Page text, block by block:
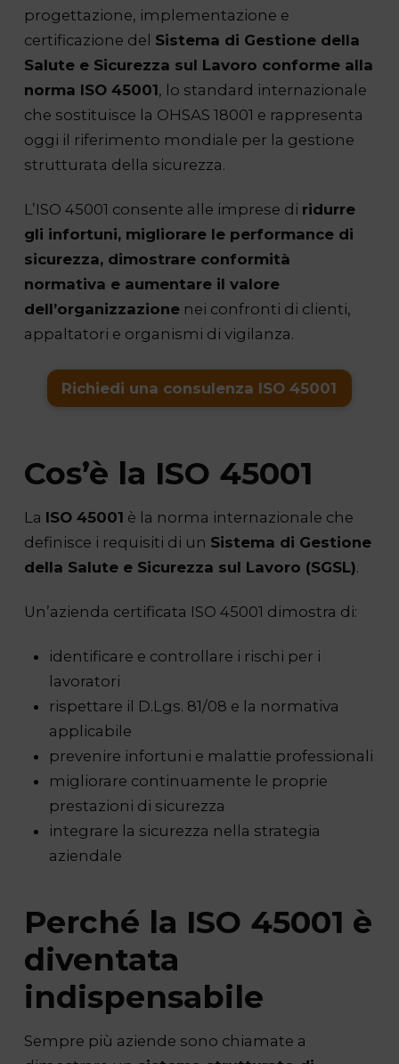
progettazione, implementazione e
certificazione del Sistema di Gestione della
Salute e Sicurezza sul Lavoro conforme alla
norma ISO 45001, lo standard internazionale
che sostituisce la OHSAS 18001 e rappresenta
oggi il riferimento mondiale per la gestione
strutturata della sicurezza.
L’ISO 45001 consente alle imprese di ridurre
gli infortuni, migliorare le performance di
sicurezza, dimostrare conformità
normativa e aumentare il valore
dell’organizzazionenei confronti di clienti,
appaltatori e organismi di vigilanza.
Richiedi una consulenza ISO 45001
Cos’è la ISO 45001
La ISO 45001 è la norma internazionale che
definisce i requisiti di un Sistema di Gestione
della Salute e Sicurezza sul Lavoro (SGSL).
Un’azienda certificata ISO 45001 dimostra di:
identificare e controllare i rischi per i
lavoratori
rispettare il D.Lgs. 81/08 e la normativa
applicabile
prevenire infortuni e malattie professionali
migliorare continuamente le proprie
prestazioni di sicurezza
integrare la sicurezza nella strategia
aziendale
Perché la ISO 45001 è
diventata
indispensabile
Sempre più aziende sono chiamate a